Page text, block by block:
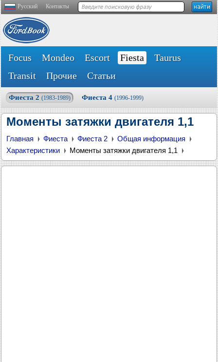
Русский Контакты
Focus Mondeo Escort Fiesta
Taurus
Transit
Прочие Статьи
Фиеста 2 (1983-1989) Фиеста 4 (1996-1999)
Моменты затяжки двигателя 1,1
Главная Фиеста Фиеста 2
Общая информация
Характеристики
Моменты затяжки двигателя 1,1